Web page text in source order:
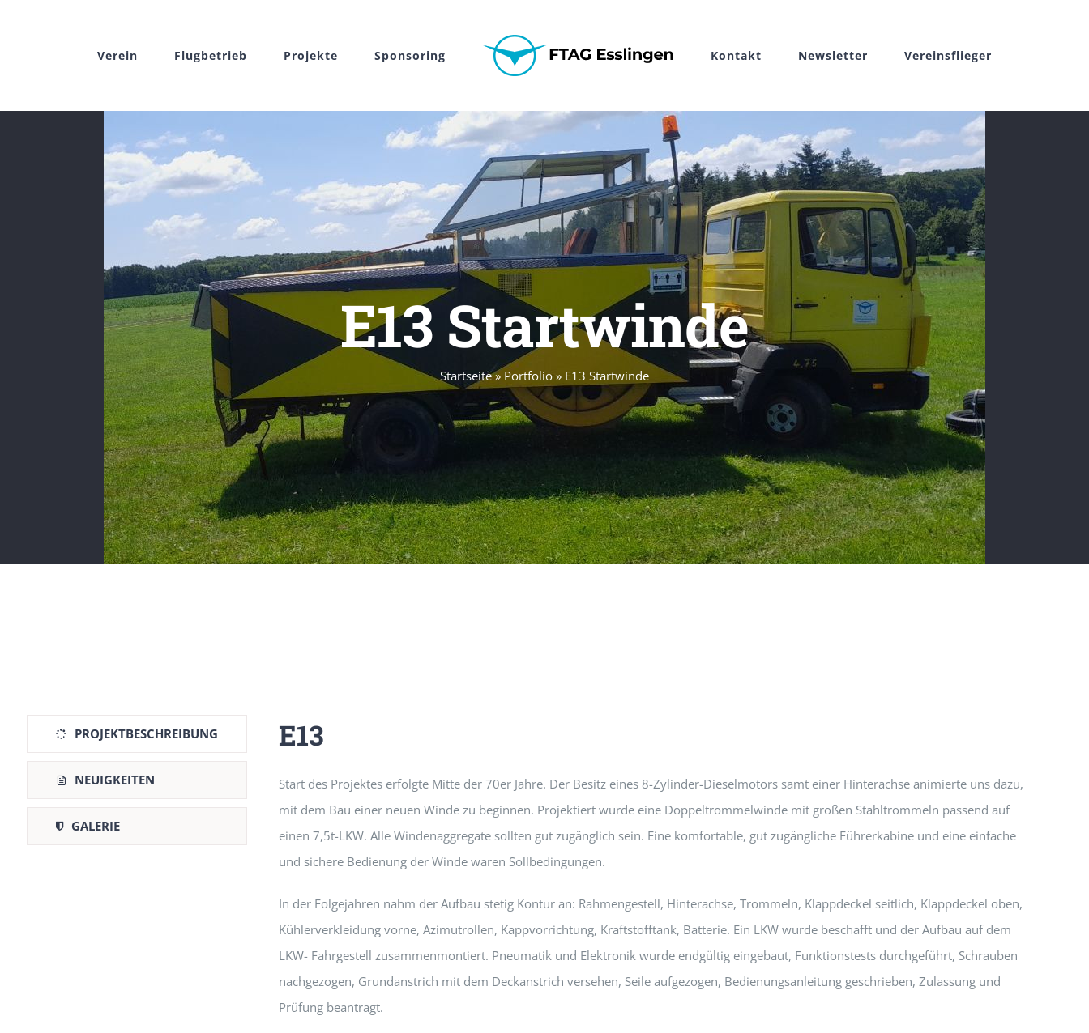
Verein Flugbetrieb Projekte Sponsoring Kontakt Newsletter Vereinsflieger
E13 Startwinde
Startseite» Portfolio » E13 Startwinde
PROJEKTBESCHREIBUNG
NEUIGKEITEN
GALERIE
E13
Start des Projektes erfolgte Mitte der 70er Jahre. Der Besitz eines 8-Zylinder-Dieselmotors samt einer Hinterachse animierte uns dazu,
mit dem Bau einer neuen Winde zu beginnen. Projektiert wurde eine Doppeltrommelwinde mit großen Stahltrommeln passend auf
einen 7,5t-LKW. Alle Windenaggregate sollten gut zugänglich sein. Eine komfortable, gut zugängliche Führerkabine und eine einfache
und sichere Bedienung der Winde waren Sollbedingungen.
In der Folgejahren nahm der Aufbau stetig Kontur an: Rahmengestell, Hinterachse, Trommeln, Klappdeckel seitlich, Klappdeckel oben,
Kühlerverkleidung vorne, Azimutrollen, Kappvorrichtung, Kraftstofftank, Batterie. Ein LKW wurde beschafft und der Aufbau auf dem
LKW- Fahrgestell zusammenmontiert. Pneumatik und Elektronik wurde endgültig eingebaut, Funktionstests durchgeführt, Schrauben
nachgezogen, Grundanstrich mit dem Deckanstrich versehen, Seile aufgezogen, Bedienungsanleitung geschrieben, Zulassung und
Prüfung beantragt.